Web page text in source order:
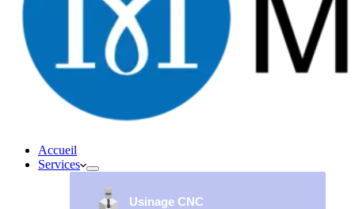
Accueil
Services
Usinage CNC